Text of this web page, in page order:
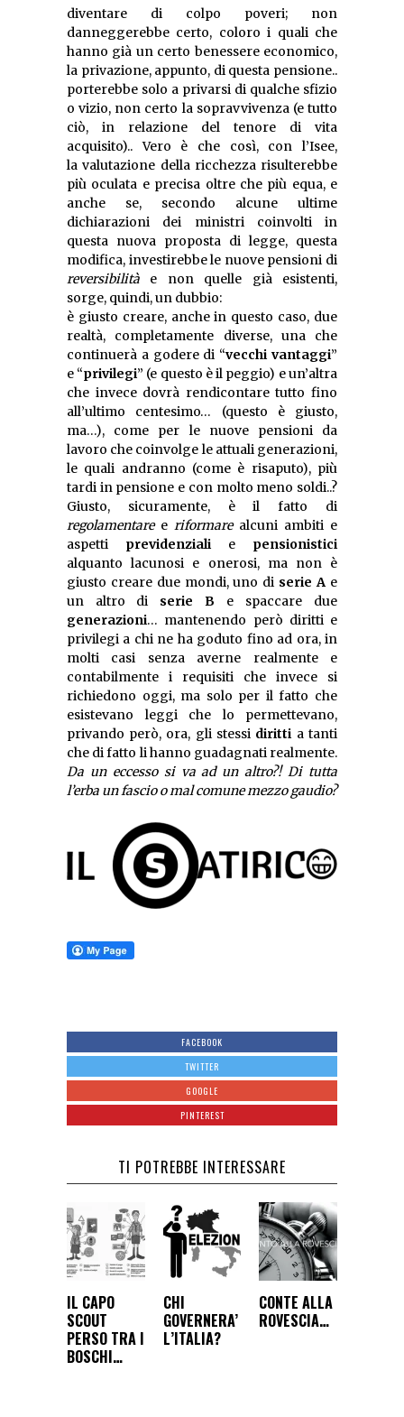
diventare di colpo poveri; non
danneggerebbe certo, coloro i quali che
hanno già un certo benessere economico,
la privazione, appunto, di questa pensione..
porterebbe solo a privarsi di qualche sfizio
o vizio, non certo la sopravvivenza (e tutto
ciò, in relazione del tenore di vita
acquisito).. Vero è che così, con l’Isee,
la valutazione della ricchezza risulterebbe
più oculata e precisa oltre che più equa, e
anche se, secondo alcune ultime
dichiarazioni dei ministri coinvolti in
questa nuova proposta di legge, questa
modifica, investirebbe le nuove pensioni di
reversibilità e non quelle già esistenti,
sorge, quindi, un dubbio:
è giusto creare, anche in questo caso, due
realtà, completamente diverse, una che
continuerà a godere di “vecchi vantaggi”
e “privilegi” (e questo è il peggio) e un’altra
che invece dovrà rendicontare tutto fino
all’ultimo centesimo… (questo è giusto,
ma…), come per le nuove pensioni da
lavoro che coinvolge le attuali generazioni,
le quali andranno (come è risaputo), più
tardi in pensione e con molto meno soldi..?
Giusto, sicuramente, è il fatto di
regolamentaree riformarealcuni ambiti e
aspetti previdenziali e pensionistici
alquanto lacunosi e onerosi, ma non è
giusto creare due mondi, uno di serie A e
un altro di serie B e spaccare due
generazioni… mantenendo però diritti e
privilegi a chi ne ha goduto fino ad ora, in
molti casi senza averne realmente e
contabilmente i requisiti che invece si
richiedono oggi, ma solo per il fatto che
esistevano leggi che lo permettevano,
privando però, ora, gli stessi diritti a tanti
che di fatto li hanno guadagnati realmente.
Da un eccesso si va ad un altro?! Di tutta
l’erba un fascio o mal comune mezzo gaudio?
FACEBOOK
TWITTER
GOOGLE
PINTEREST
TI POTREBBE INTERESSARE
IL CAPO
SCOUT
PERSO TRA I
BOSCHI…
CHI
GOVERNERA’
L’ITALIA?
CONTE ALLA
ROVESCIA…